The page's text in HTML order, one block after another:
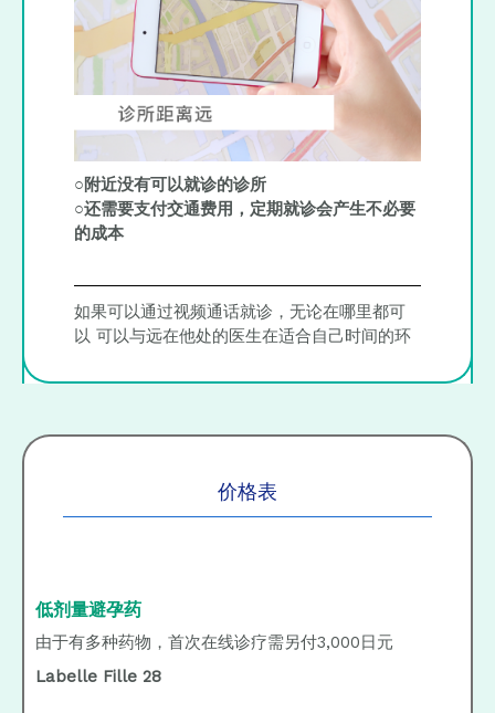
○附近没有可以就诊的诊所
○还需要支付交通费用，定期就诊会产生不必要
的成本
如果可以通过视频通话就诊，无论在哪里都可
以 可以与远在他处的医生在适合自己时间的环
价格表
低剂量避孕药
由于有多种药物，首次在线诊疗需另付3,000日元
Labelle Fille 28